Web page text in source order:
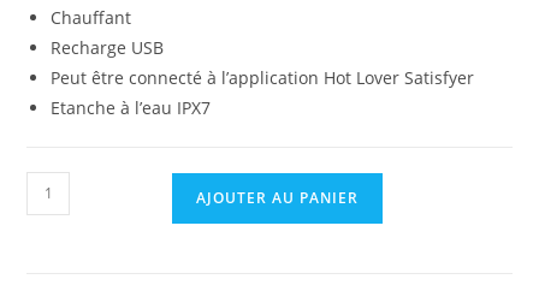
Chauffant
Recharge USB
Peut être connecté à l’application Hot Lover Satisfyer
Etanche à l’eau IPX7
AJOUTER AU PANIER